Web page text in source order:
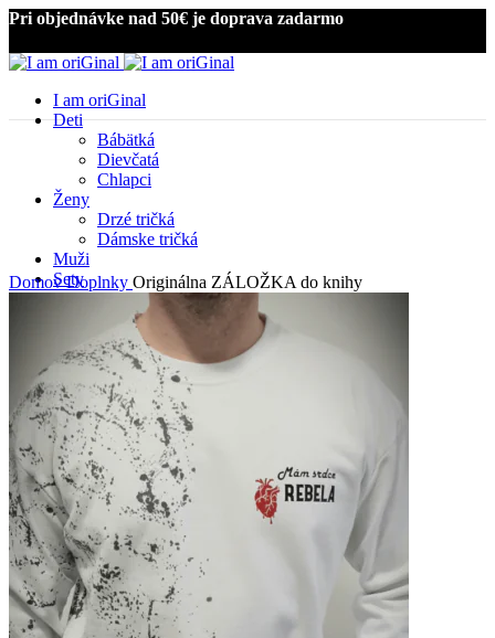
Pri objednávke nad 50€ je doprava zadarmo
I am oriGinal
Deti
Bábätká
Dievčatá
Chlapci
Ženy
Drzé tričká
Dámske tričká
Muži
Sety
Doplnky
Hrnčeky a poháre
Dekorácie
Odznaky
Zrkadielka
Puzzle
Vankúše
Šiltovky
SVADBA
Som diabetik
Som autista
NA ŽELANIE
Prihlásiť sa / Registrácia
Môj účet Vytvoriť účet
Používateľské meno alebo e-mailová adresa
Kliknite pre zväčšenie
DomovDoplnky Originálna ZÁLOŽKA do knihy